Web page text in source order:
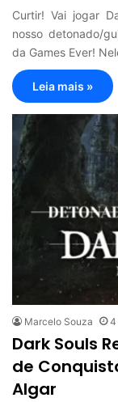
Curtir! Vai jogar
nosso detonado/
da Games Ever!
Leia mais »
Marcelo Souza 4
Dark Souls
de
Algar